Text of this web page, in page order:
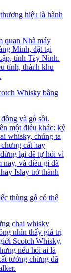
hiệu là hành
quan Nhà máy
Minh, đặt tại
tỉnh Tây Ninh.
tỉnh, thành khu
Whisky bằng
và gỗ sồi.
một điều khác: ký
whisky, chúng ta
cất hay
lại để tự hỏi vì
và điều gì đã
Islay trở thành
thùng gỗ có thể
chai whisky
nhìn thấy giá trị
Scotch Whisky,
nếu hỏi ai là
tưởng chừng đã